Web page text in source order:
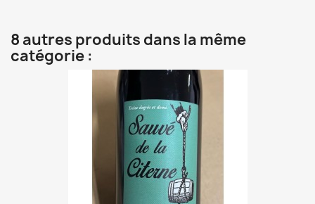
8 autres produits dans la même
catégorie :